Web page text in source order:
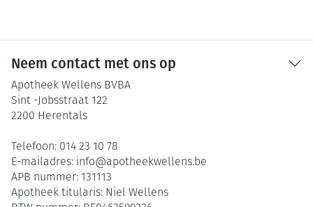
Neem contact met ons op
Apotheek Wellens BVBA
Sint -Jobsstraat 122
2200 Herentals
Telefoon: 014 23 10 78
E-mailadres: info@apotheekwellens.be
APB nummer: 131113
Apotheek titularis: Niel Wellens